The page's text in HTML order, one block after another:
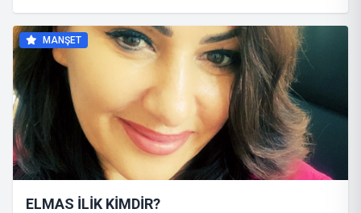
MANŞET
ELMAS İLİK KİMDİR?